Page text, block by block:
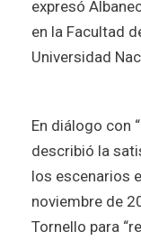
expresó
en la Facultad
Universidad
En diálogo con
describió la
los escenarios
noviembre de
Tornello para